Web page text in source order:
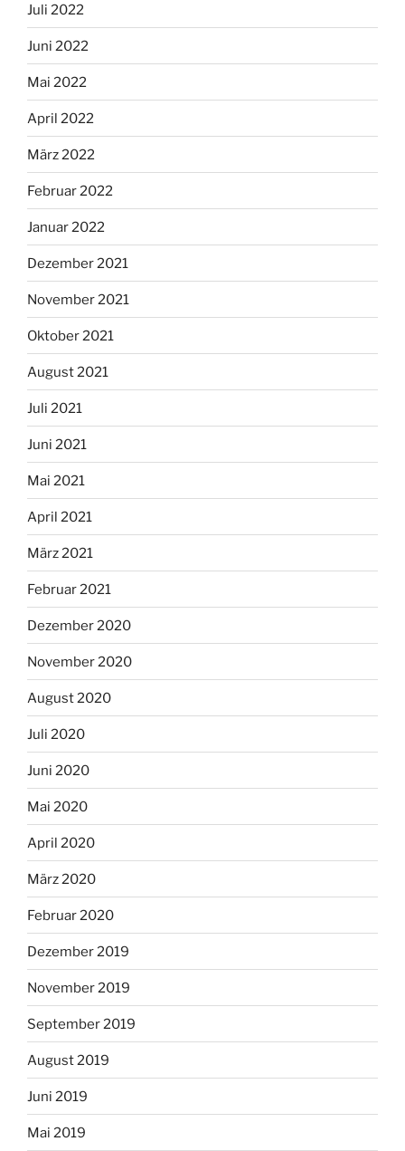
Juli 2022
Juni 2022
Mai 2022
April 2022
März 2022
Februar 2022
Januar 2022
Dezember 2021
November 2021
Oktober 2021
August 2021
Juli 2021
Juni 2021
Mai 2021
April 2021
März 2021
Februar 2021
Dezember 2020
November 2020
August 2020
Juli 2020
Juni 2020
Mai 2020
April 2020
März 2020
Februar 2020
Dezember 2019
November 2019
September 2019
August 2019
Juni 2019
Mai 2019